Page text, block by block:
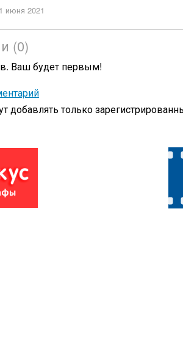
июня 2021
(0)
Ваш будет первым!
добавлять только